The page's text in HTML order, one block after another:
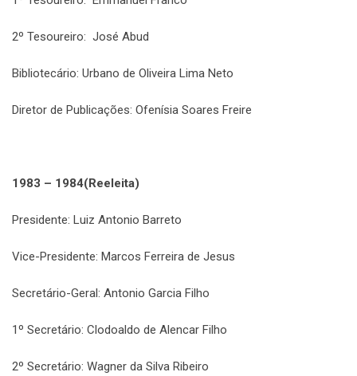
2º Tesoureiro: José Abud
Bibliotecário: Urbano de Oliveira Lima Neto
Diretor de Publicações: Ofenísia Soares Freire
1983 – 1984(Reeleita)
Presidente: Luiz Antonio Barreto
Vice-Presidente: Marcos Ferreira de Jesus
Secretário-Geral: Antonio Garcia Filho
1º Secretário: Clodoaldo de Alencar Filho
2º Secretário: Wagner da Silva Ribeiro